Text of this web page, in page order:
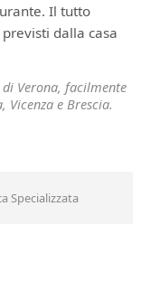
Il tutto
dalla casa
Verona, facilmente
e Brescia.
Specializzata